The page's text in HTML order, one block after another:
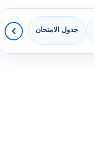
جدول الامتحان